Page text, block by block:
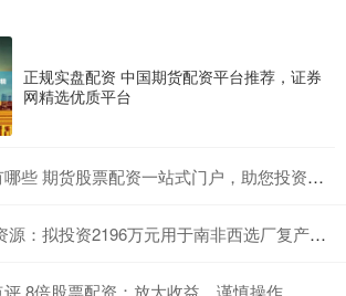
正规实盘配资 中国期货配资平台推荐，证券
网精选优质平台
些 期货股票配资一站式门户，助您投资无忧
：拟投资2196万元用于南非西选厂复产项目
8倍股票配资：放大收益，谨慎操作